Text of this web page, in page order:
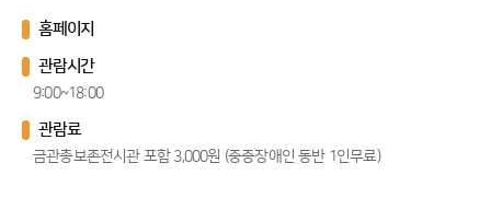
홈페이지
관람시간
9:00~18:00
관람료
금관총보존전시관 포함 3,000원 (중증장애인 동반 1인무료)